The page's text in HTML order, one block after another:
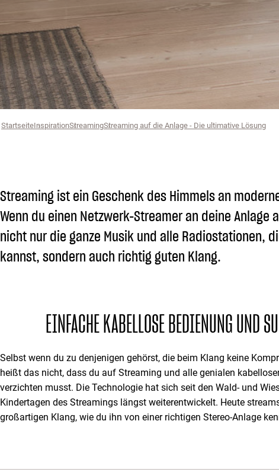
Startseite ›
Inspiration ›
Streaming ›
Streaming auf die Anlage - Die ultimative Lösung
Streaming ist ein Geschenk des Himmels an
Wenn du einen Netzwerk-Streamer an deine Anlage
nicht nur die ganze Musik und alle Radiostationen,
kannst, sondern auch richtig guten Klang.
EINFACHE KABELLOSE BEDIENUNG UND
Selbst wenn du zu denjenigen gehörst, die beim Klang keine
heißt das nicht, dass du auf Streaming und alle genialen
verzichten musst. Die Technologie hat sich seit den Wald- und
Kindertagen des Streamings längst weiterentwickelt. Heute
großartigen Klang, wie du ihn von einer richtigen Stereo-Anlage